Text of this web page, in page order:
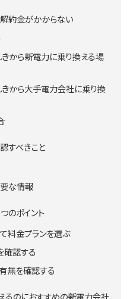
約金がかからない
ら新電力に乗り換える場
ら大手電力会社に乗り換
すべきこと
な情報
のポイント
料金プランを選ぶ
認する
無を確認する
のにおすすめの新電力会社